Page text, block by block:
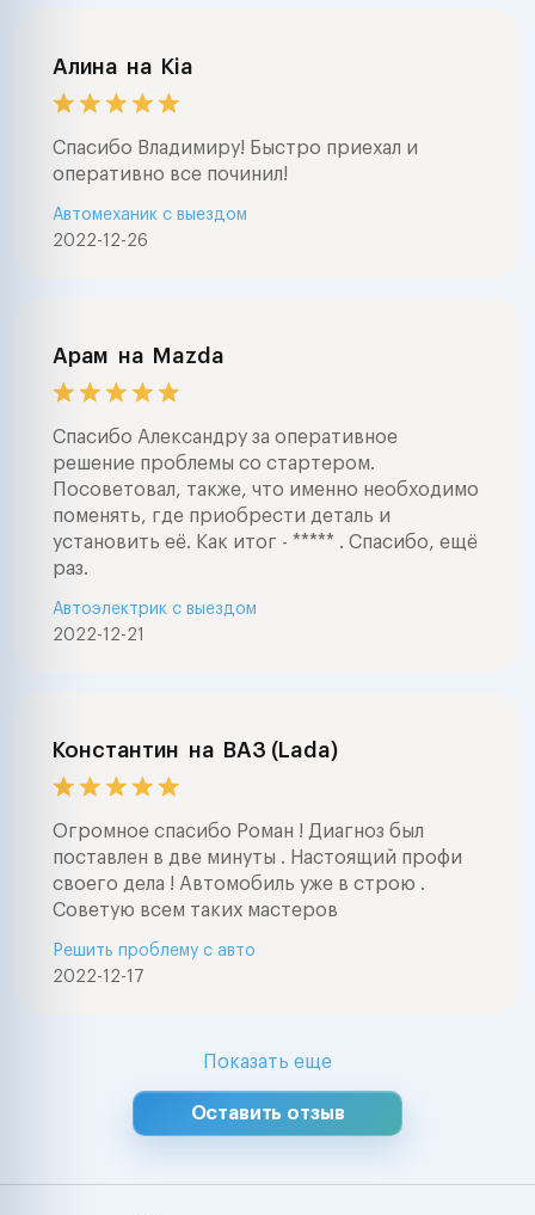
Алина на Kia
Спасибо Владимиру! Быстро приехал и
оперативно все починил!
2022-12-26
Автомеханик с выездом
Арам на Mazda
Спасибо Александру за оперативное
решение проблемы со стартером.
Посоветовал, также, что именно необходимо
поменять, где приобрести деталь и
установить её. Как итог - ***** . Спасибо, ещё
раз.
2022-12-21
Автоэлектрик с выездом
Константин на ВАЗ (Lada)
Огромное спасибо Роман ! Диагноз был
поставлен в две минуты . Настоящий профи
своего дела ! Автомобиль уже в строю .
Советую всем таких мастеров
2022-12-17
Решить проблему с авто
Показать еще
Оставить отзыв